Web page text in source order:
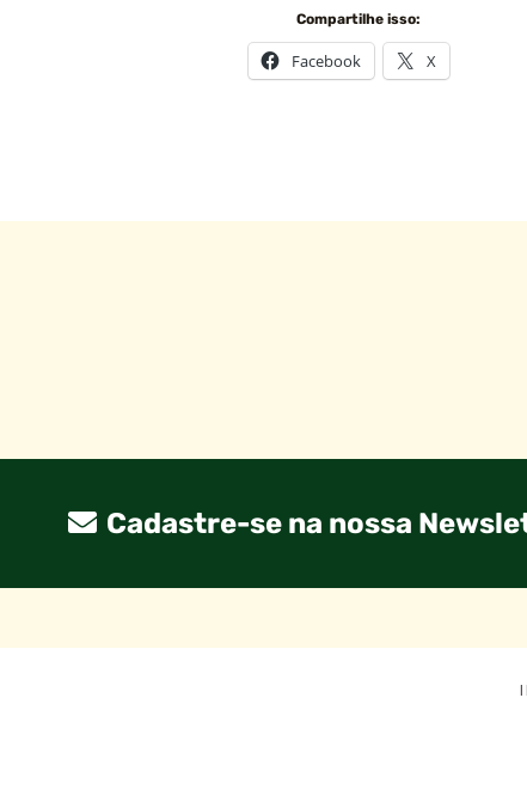
Compartilhe isso:
Facebook X
Cadastre-se na nossa